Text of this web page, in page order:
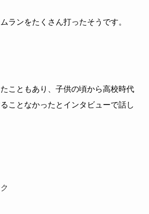
ランをたくさん打ったそうです。
こともあり、子供の頃から高校時代
ことなかったとインタビューで話し